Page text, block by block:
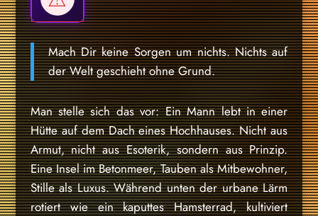
Mach Dir keine Sorgen um nichts. Nichts auf
der Welt geschieht ohne Grund.
Man stelle sich das vor: Ein Mann lebt in einer
Hütte auf dem Dach eines Hochhauses. Nicht aus
Armut, nicht aus Esoterik, sondern aus Prinzip.
Eine Insel im Betonmeer, Tauben als Mitbewohner,
Stille als Luxus. Während unten der urbane Lärm
rotiert wie ein kaputtes Hamsterrad, kultiviert